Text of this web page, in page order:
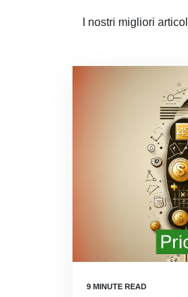
I nostri migliori